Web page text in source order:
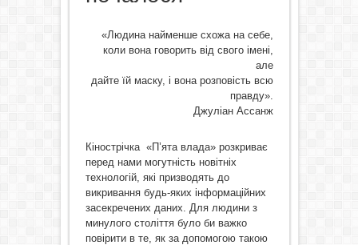
«Людина найменше схожа на себе,
коли вона говорить від свого імені,
але
дайте їй маску, і вона розповість всю
правду».
Джуліан Ассанж
Кінострічка «П’ята влада» розкриває
перед нами могутність новітніх
технологій, які призводять до
викривання будь-яких інформаційних
засекречених даних. Для людини з
минулого століття було би важко
повірити в те, як за допомогою такою